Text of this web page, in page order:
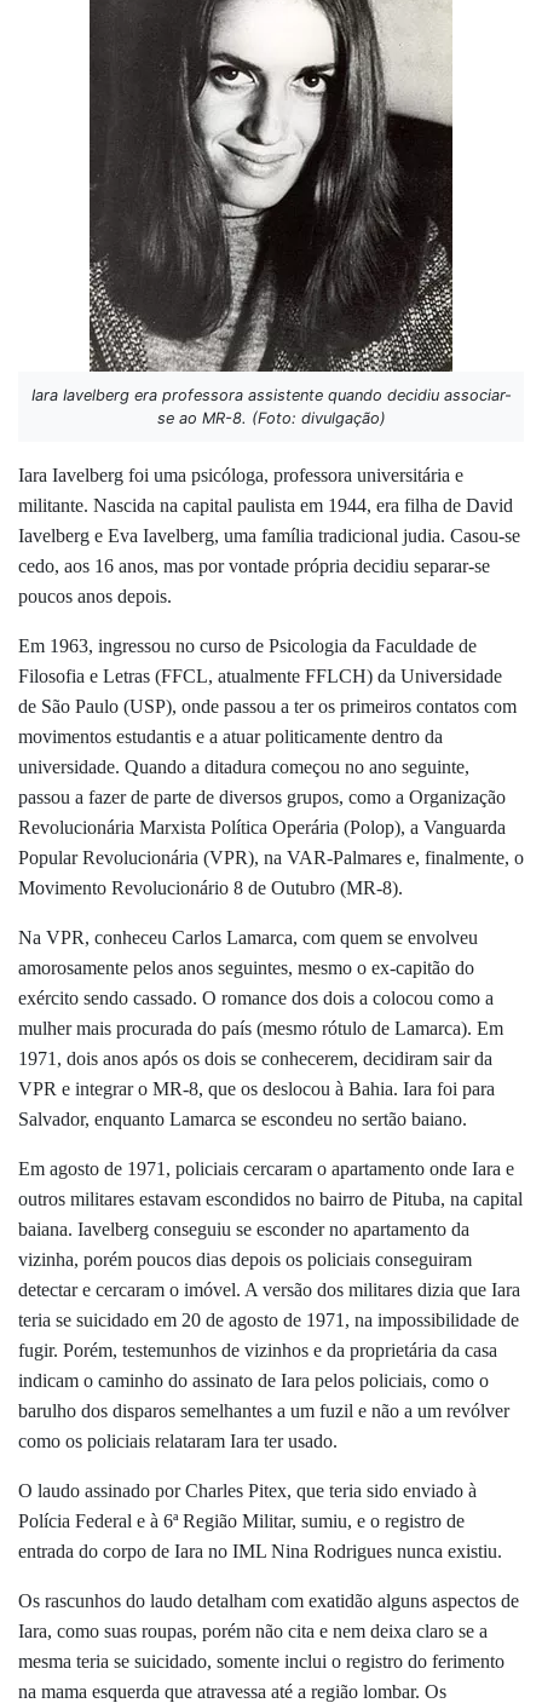
Iara Iavelberg era professora assistente quando decidiu associar-
se ao MR-8. (Foto: divulgação)
Iara Iavelberg foi uma psicóloga, professora universitária e
militante. Nascida na capital paulista em 1944, era filha de David
Iavelberg e Eva Iavelberg, uma família tradicional judia. Casou-se
cedo, aos 16 anos, mas por vontade própria decidiu separar-se
poucos anos depois.
Em 1963, ingressou no curso de Psicologia da Faculdade de
Filosofia e Letras (FFCL, atualmente FFLCH) da Universidade
de São Paulo (USP), onde passou a ter os primeiros contatos com
movimentos estudantis e a atuar politicamente dentro da
universidade. Quando a ditadura começou no ano seguinte,
passou a fazer de parte de diversos grupos, como a Organização
Revolucionária Marxista Política Operária (Polop), a Vanguarda
Popular Revolucionária (VPR), na VAR-Palmares e, finalmente, o
Movimento Revolucionário 8 de Outubro (MR-8).
Na VPR, conheceu Carlos Lamarca, com quem se envolveu
amorosamente pelos anos seguintes, mesmo o ex-capitão do
exército sendo cassado. O romance dos dois a colocou como a
mulher mais procurada do país (mesmo rótulo de Lamarca). Em
1971, dois anos após os dois se conhecerem, decidiram sair da
VPR e integrar o MR-8, que os deslocou à Bahia. Iara foi para
Salvador, enquanto Lamarca se escondeu no sertão baiano.
Em agosto de 1971, policiais cercaram o apartamento onde Iara e
outros militares estavam escondidos no bairro de Pituba, na capital
baiana. Iavelberg conseguiu se esconder no apartamento da
vizinha, porém poucos dias depois os policiais conseguiram
detectar e cercaram o imóvel. A versão dos militares dizia que Iara
teria se suicidado em 20 de agosto de 1971, na impossibilidade de
fugir. Porém, testemunhos de vizinhos e da proprietária da casa
indicam o caminho do assinato de Iara pelos policiais, como o
barulho dos disparos semelhantes a um fuzil e não a um revólver
como os policiais relataram Iara ter usado.
O laudo assinado por Charles Pitex, que teria sido enviado à
Polícia Federal e à 6ª Região Militar, sumiu, e o registro de
entrada do corpo de Iara no IML Nina Rodrigues nunca existiu.
Os rascunhos do laudo detalham com exatidão alguns aspectos de
Iara, como suas roupas, porém não cita e nem deixa claro se a
mesma teria se suicidado, somente inclui o registro do ferimento
na mama esquerda que atravessa até a região lombar. Os